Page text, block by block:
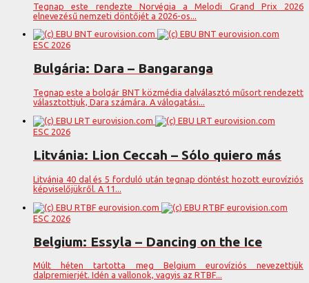
Tegnap este rendezte Norvégia a Melodi Grand Prix 2026
elnevezésű nemzeti döntőjét a 2026-os...
ESC 2026
Bulgária: Dara – Bangaranga
Tegnap este a bolgár BNT közmédia dalválasztó műsort rendezett
választottjuk, Dara számára. A válogatási...
ESC 2026
Litvánia: Lion Ceccah – Sólo quiero más
Litvánia 40 dal és 5 forduló után tegnap döntést hozott eurovíziós
képviselőjükről. A 11...
ESC 2026
Belgium: Essyla – Dancing on the Ice
Múlt héten tartotta meg Belgium eurovíziós nevezettjük
dalpremierjét. Idén a vallonok, vagyis az RTBF...